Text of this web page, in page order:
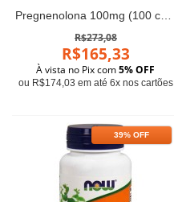
Pregnenolona 100mg (100 caps) - Life Extension
R$273,08
R$165,33
À vista no Pix com5% OFF
ou R$174,03 em até 6x nos cartões
39% OFF